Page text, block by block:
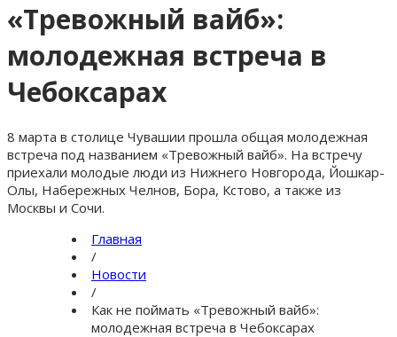
«Тревожный вайб»:
молодежная встреча в
Чебоксарах
8 марта в столице Чувашии прошла общая молодежная
встреча под названием «Тревожный вайб». На встречу
приехали молодые люди из Нижнего Новгорода, Йошкар-
Олы, Набережных Челнов, Бора, Кстово, а также из
Москвы и Сочи.
Главная
/
Новости
/
Как не поймать «Тревожный вайб»:
молодежная встреча в Чебоксарах